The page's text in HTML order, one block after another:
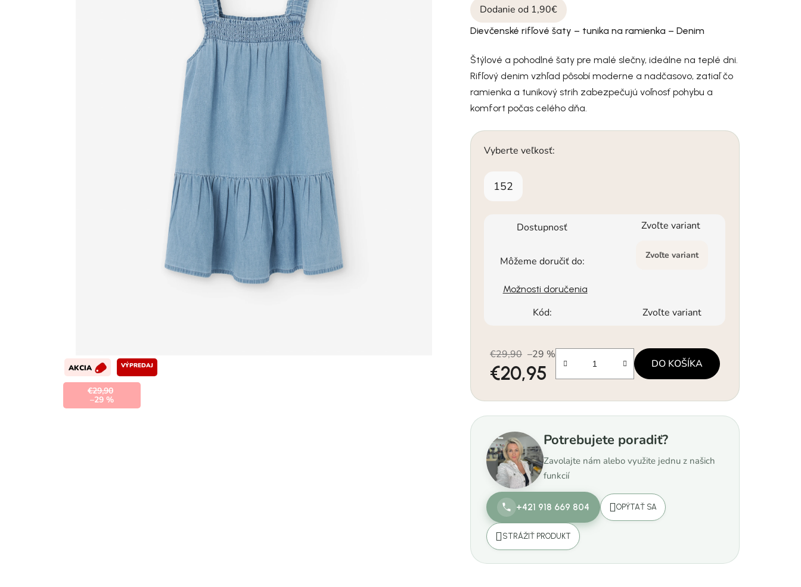
Dodanie od 1,90€
Dievčenské rifľové šaty – tunika na ramienka – Denim
Štýlové a pohodlné šaty pre malé slečny, ideálne na teplé dni.
Rifľový denim vzhľad pôsobí moderne a nadčasovo, zatiaľ čo
ramienka a tunikový strih zabezpečujú voľnosť pohybu a
komfort počas celého dňa.
Vyberte veľkosť:
152
Dostupnosť Zvoľte variant
Môžeme doručiť do: Zvoľte variant
Možnosti doručenia
Kód: Zvoľte variant
€29,90 –29 %
€20,95 DO KOŠÍKA
Potrebujete poradiť?
Zavolajte nám alebo využite jednu z našich
funkcií
+421 918 669 804 OPÝTAŤ SA
STRÁŽIŤ PRODUKT
AKCIA VÝPREDAJ
€29,90
–29 %